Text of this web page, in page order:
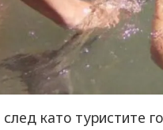
като туристите